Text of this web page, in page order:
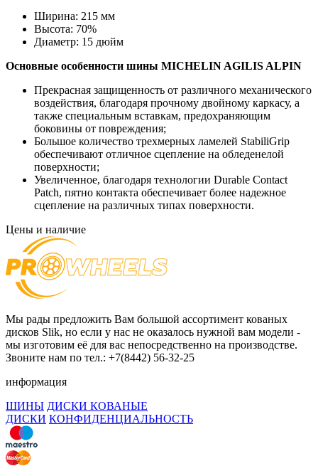
Ширина: 215 мм
Высота: 70%
Диаметр: 15 дюйм
Основные особенности шины MICHELIN AGILIS ALPIN
Прекрасная защищенность от различного механического
воздействия, благодаря прочному двойному каркасу, а
также специальным вставкам, предохраняющим
боковины от повреждения;
Большое количество трехмерных ламелей StabiliGrip
обеспечивают отличное сцепление на обледенелой
поверхности;
Увеличенное, благодаря технологии Durable Contact
Patch, пятно контакта обеспечивает более надежное
сцепление на различных типах поверхности.
Цены и наличие
Мы рады предложить Вам большой ассортимент кованых
дисков Slik, но если у нас не оказалось нужной вам модели -
мы изготовим её для вас непосредственно на производстве.
Звоните нам по тел.: +7(8442) 56-32-25
информация
ШИНЫ ДИСКИ КОВАНЫЕ
ДИСКИ КОНФИДЕНЦИАЛЬНОСТЬ